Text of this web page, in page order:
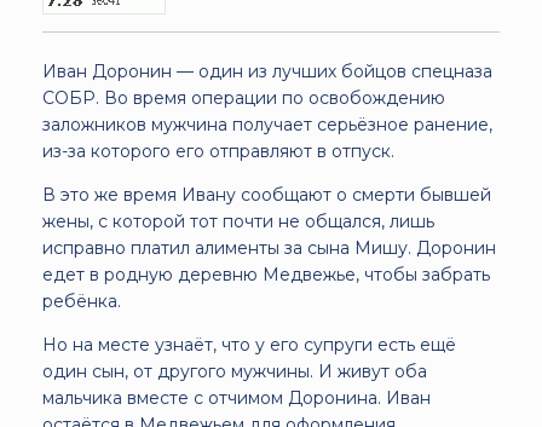
Иван Доронин — один из лучших бойцов спецназа
СОБР. Во время операции по освобождению
заложников мужчина получает серьёзное ранение,
из-за которого его отправляют в отпуск.
В это же время Ивану сообщают о смерти бывшей
жены, с которой тот почти не общался, лишь
исправно платил алименты за сына Мишу. Доронин
едет в родную деревню Медвежье, чтобы забрать
ребёнка.
Но на месте узнаёт, что у его супруги есть ещё
один сын, от другого мужчины. И живут оба
мальчика вместе с отчимом Доронина. Иван